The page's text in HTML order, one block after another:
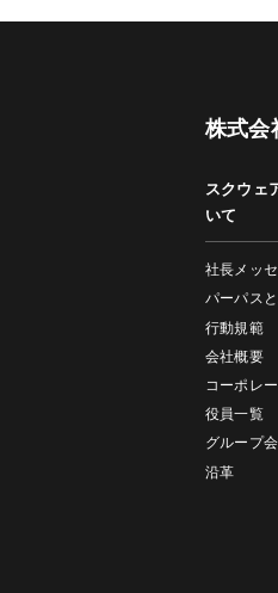
株式会
スクウェ
いて
社長メッ
パーパス
行動規範
会社概要
コーポレ
役員一覧
グループ
沿革